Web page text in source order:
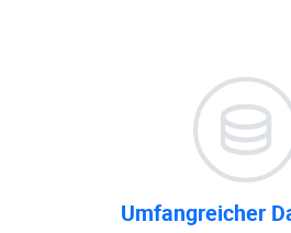
Umfangreicher